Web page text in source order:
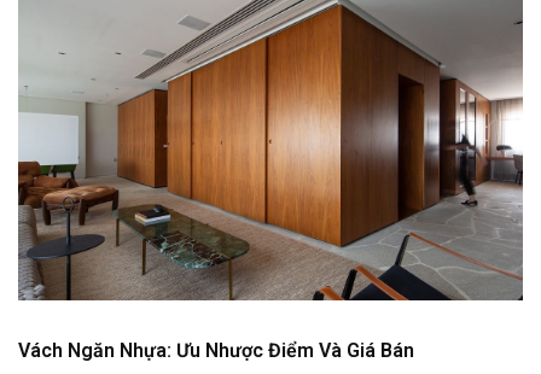
Vách Ngăn Nhựa: Ưu Nhược Điểm Và Giá Bán